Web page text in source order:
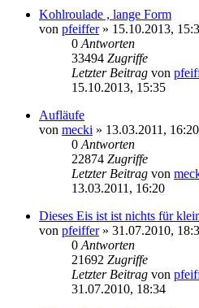
Kohlroulade , lange Form
von pfeiffer» 15.10.2013,
0 Antworten
33494 Zugriffe
Letzter Beitrag von
15.10.2013, 15:35
Aufläufe
von mecki » 13.03.2011, 16:20
0 Antworten
22874 Zugriffe
Letzter Beitrag von
13.03.2011, 16:20
Dieses Eis ist ist nichts für
von pfeiffer» 31.07.2010,
0 Antworten
21692 Zugriffe
Letzter Beitrag von
31.07.2010, 18:34